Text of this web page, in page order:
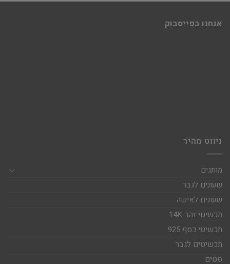
אנחנו בפייסבוק
ניווט מהיר
מותגים
שעונים לגבר
שעונים לאישה
תכשיטי זהב 14K
תכשיטי כסף 925
תכשיטים לגבר
סטים